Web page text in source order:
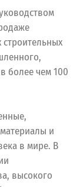
более чем 100
и
в мире. В
высокого